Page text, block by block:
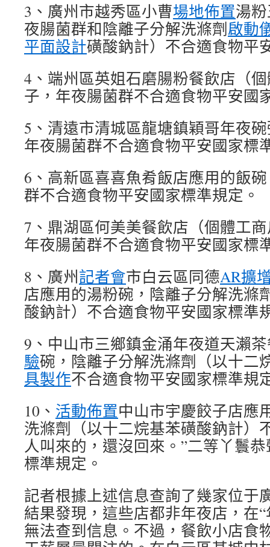
3、廣州市越秀區小曹場地佈置湯
夜腸菌群和陰離子分解洗滌劑啟動
平面設計磺酸鈉計）不合適食物平
4、端州區英姐石磨腸粉餐飲店（
子，年夜腸菌群不合適食物平安國
5、清遠市清城區龍塘鎮穎哥年夜
年夜腸菌群不合適食物平安國家標
6、高新區喜喜魚肴飯店應用的飯
群不合適食物平安國家標準規定。
7、鼎湖區何美美餐飲店（個體工
年夜腸菌群不合適食物平安國家標
8、廣州記者會市白云區同德AR擴
店應用的湯粉碗，陰離子分解洗滌
酸鈉計）不合適食物平安國家標準
9、中山市三鄉鎮金涌年夜道天瀨
驗碗，陰離子分解洗滌劑（以十二
具製作不合適食物平安國家標準規
10、 活動佈置中山市宇慶餃子店應
洗滌劑（以十二烷基苯磺酸鈉計）
人叫來的，還沒回來。”二等丫鬟
標準規定。
記者根據上述信息查詢了幾家位于
結果發現，這些店都非年夜店，在
無法查到信息。不過，餐飲小店食